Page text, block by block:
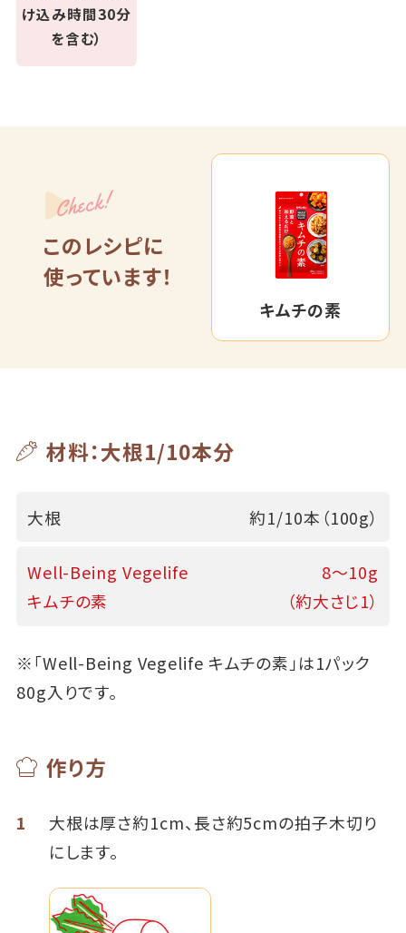
け込み時間30分
を含む）
Check!
このレシピに
使っています！
キムチの素
材料：大根1/10本分
大根 約1/10本（100g）
Well-Being Vegelife
キムチの素
8～10g
（約大さじ1）
※「Well-Being Vegelife キムチの素」は1パック
80g入りです。
作り方
1
大根は厚さ約1cm、長さ約5cmの拍子木切り
にします。